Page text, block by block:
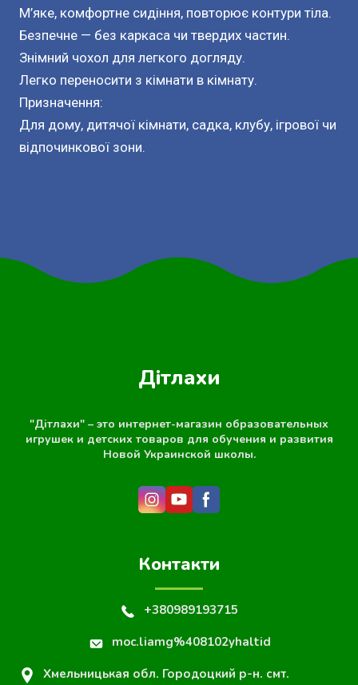
М’яке, комфортне сидіння, повторює контури тіла.
Безпечне — без каркаса чи твердих частин.
Знімний чохол для легкого догляду.
Легко переносити з кімнати в кімнату.
Призначення:
Для дому, дитячої кімнати, садка, клубу, ігрової чи
відпочинкової зони.
Дітлахи
"Дітлахи" – это интернет-магазин образовательных
игрушек и детских товаров для обучения и развития
Новой Украинской школы.
Контакти
+380989193715
moc.liamg%408102yhaltid
Хмельницькая обл. Городоцкий р-н. смт.